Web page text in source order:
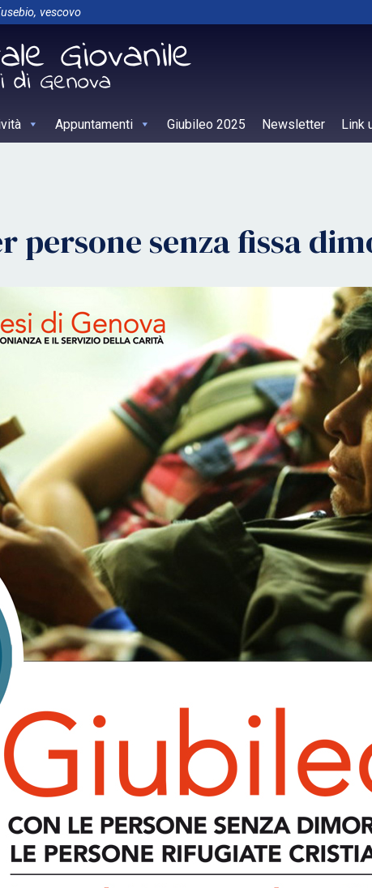
vescovo
Appuntamenti Giubileo 2025 Newsletter Link
persone senza fissa